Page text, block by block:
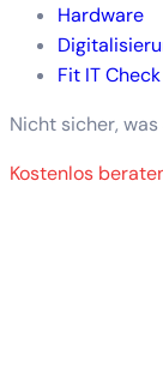
Hardware
Fit IT Check
Nicht sicher,
Kostenlos